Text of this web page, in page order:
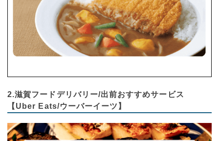
2.滋賀フードデリバリー/出前おすすめサービス
【Uber Eats/ウーバーイーツ】